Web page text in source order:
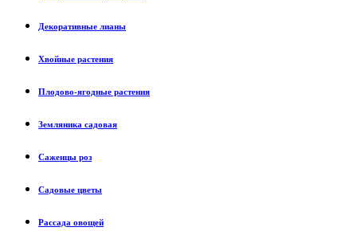
Декоративные лианы
Хвойные растения
Плодово-ягодные растения
Земляника садовая
Саженцы роз
Садовые цветы
Рассада овощей